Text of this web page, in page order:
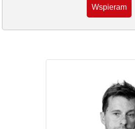
Wspieram